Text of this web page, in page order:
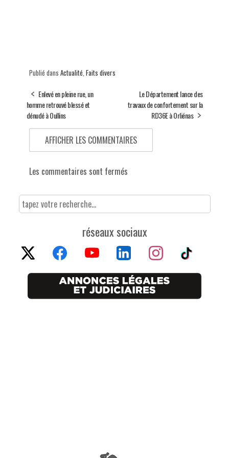
Publié dans Actualité, Faits divers
Enlevé en pleine rue, un
homme retrouvé blessé et
dénudé à Oullins
Le Département lance des
travaux de confortement sur la
RD36E à Orliénas
AFFICHER LES COMMENTAIRES
Les commentaires sont fermés
réseaux sociaux